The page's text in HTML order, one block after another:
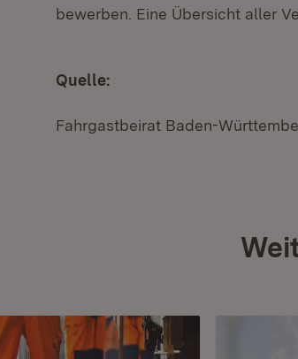
bewerben. Eine Übersicht aller
Quelle:
Fahrgastbeirat Baden-